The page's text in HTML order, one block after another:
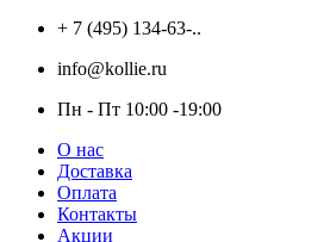
+ 7 (495) 134-63-..
info@kollie.ru
Пн - Пт 10:00 -19:00
О нас
Доставка
Оплата
Контакты
Акции